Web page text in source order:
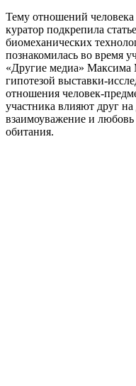
Тему отношений
куратор подкрепила
биомеханических
познакомилась во время
«Другие медиа»
гипотезой выставки-
отношения человек-
участника влияют друг
взаимоуважение и
обитания.